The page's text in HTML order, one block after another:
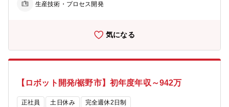
生産技術・プロセス開発
気になる
【ロボット開発/裾野市】初年度年収～942万
正社員 土日休み 完全週休2日制